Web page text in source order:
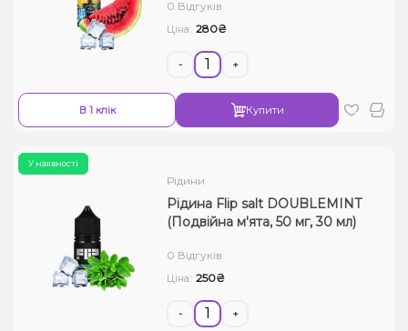
0 Відгуків
Ціна: 280₴
- +
В 1 клік Купити
У наявності
Рідини
Рідина Flip salt DOUBLEMINT
(Подвійна м'ята, 50 мг, 30 мл)
0 Відгуків
Ціна: 250₴
- +